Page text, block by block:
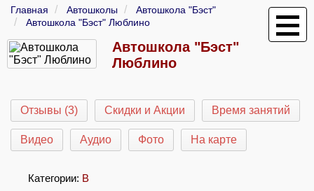
Главная Автошколы
Автошкола "Бэст"
Автошкола "Бэст" Люблино
Автошкола "Бэст"
Люблино
Отзывы (3) Скидки и Акции Время занятий
Видео Аудио Фото На карте
Категории: B